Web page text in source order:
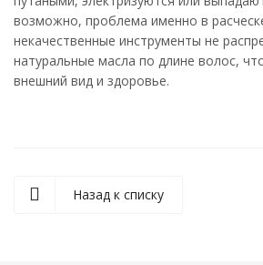
возможно, проблема именно в
некачественные инструменты не
натуральные масла по длине волос,
внешний вид и здоровье.
Назад к списку